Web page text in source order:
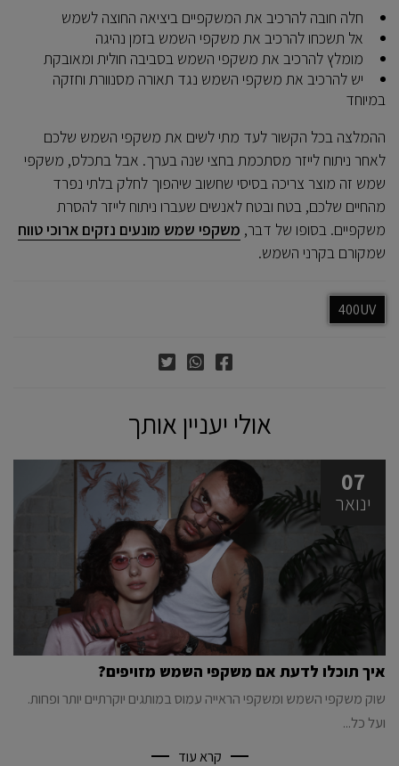
חלה חובה להרכיב את המשקפיים ביציאה החוצה לשמש
אל תשכחו להרכיב את משקפי השמש בזמן נהיגה
מומלץ להרכיב את משקפי השמש בסביבה חולית ומאובקת
יש להרכיב את משקפי השמש נגד תאורה מסנוורת וחזקה
במיוחד
ההמלצה בכל הקשור לעד מתי לשים את משקפי השמש שלכם
לאחר ניתוח לייזר מסתכמת בחצי שנה בערך. אבל בתכלס, משקפי
שמש זה מוצר צריכה בסיסי שחשוב שיהפוך לחלק בלתי נפרד
מהחיים שלכם, בטח ובטח לאנשים שעברו ניתוח לייזר להסרת
משקפיים. בסופו של דבר, משקפי שמש מונעים נזקים ארוכי טווח
שמקורם בקרני השמש.
400UV
אולי יעניין אותך
איך תוכלו לדעת אם משקפי השמש מזויפים?
שוק משקפי השמש ומשקפי הראייה עמוס במותגים יוקרתיים יותר ופחות.
ועל כל...
07
ינואר
קרא עוד